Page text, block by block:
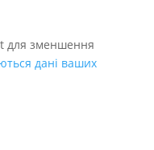
для зменшення
дані ваших